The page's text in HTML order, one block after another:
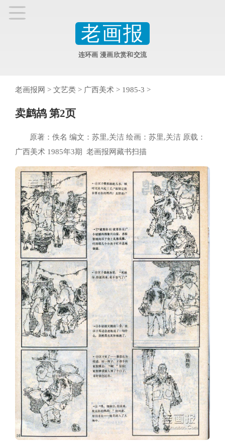
老画报
连环画 漫画欣赏和交流
老画报网 > 文艺类 > 广西美术 > 1985-3 >
卖鹧鸪 第2页
原著：佚名 编文：苏里,关洁 绘画：苏里,关洁 原载：
广西美术 1985年3期 老画报网藏书扫描